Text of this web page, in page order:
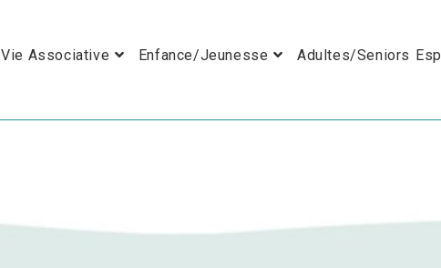
Vie Associative Enfance/Jeunesse Adultes/Seniors